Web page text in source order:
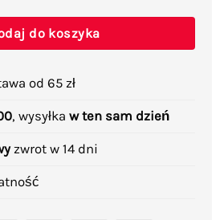
do koszyka
od 65 zł
, wysyłka w ten sam dzień
zwrot w 14 dni